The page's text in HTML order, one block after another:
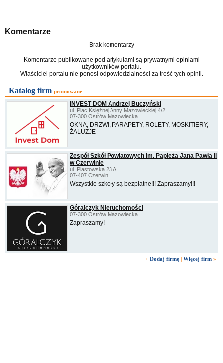
Komentarze
Brak komentarzy
Komentarze publikowane pod artykułami są prywatnymi opiniami
użytkowników portalu.
Właściciel portalu nie ponosi odpowiedzialności za treść tych opinii.
Katalog firm promowane
INVEST DOM Andrzej Buczyński
ul. Plac Księżnej Anny Mazowieckiej 4/2
07-300 Ostrów Mazowiecka
OKNA, DRZWI, PARAPETY, ROLETY, MOSKITIERY,
ŻALUZJE
Zespół Szkół Powiatowych im. Papieża Jana Pawła II
w Czerwinie
ul. Piastowska 23 A
07-407 Czerwin
Wszystkie szkoły są bezpłatne!!! Zapraszamy!!!
Góralczyk Nieruchomości
07-300 Ostrów Mazowiecka
Zapraszamy!
+ Dodaj firmę | Więcej firm »